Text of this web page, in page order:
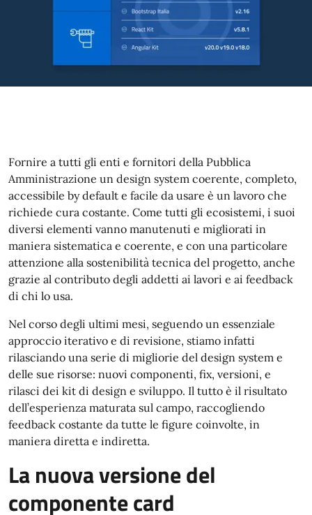
Fornire a tutti gli enti e fornitori della Pubblica
Amministrazione un design system coerente, completo,
accessibile by default e facile da usare è un lavoro che
richiede cura costante. Come tutti gli ecosistemi, i suoi
diversi elementi vanno manutenuti e migliorati in
maniera sistematica e coerente, e con una particolare
attenzione alla sostenibilità tecnica del progetto, anche
grazie al contributo degli addetti ai lavori e ai feedback
di chi lo usa.
Nel corso degli ultimi mesi, seguendo un essenziale
approccio iterativo e di revisione, stiamo infatti
rilasciando una serie di migliorie del design system e
delle sue risorse: nuovi componenti, fix, versioni, e
rilasci dei kit di design e sviluppo. Il tutto è il risultato
dell’esperienza maturata sul campo, raccogliendo
feedback costante da tutte le figure coinvolte, in
maniera diretta e indiretta.
La nuova versione del
componente card